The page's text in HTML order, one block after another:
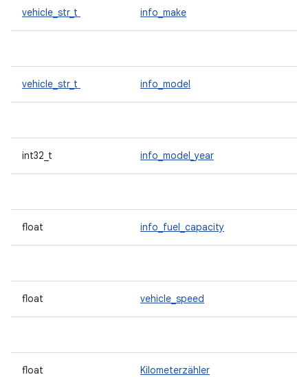
vehicle_str_t info_make
vehicle_str_t info_model
int32_t info_model_year
float info_fuel_capacity
float vehicle_speed
float Kilometerzähler